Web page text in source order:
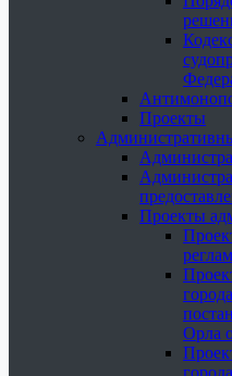
Проекты
Проекты
Орла